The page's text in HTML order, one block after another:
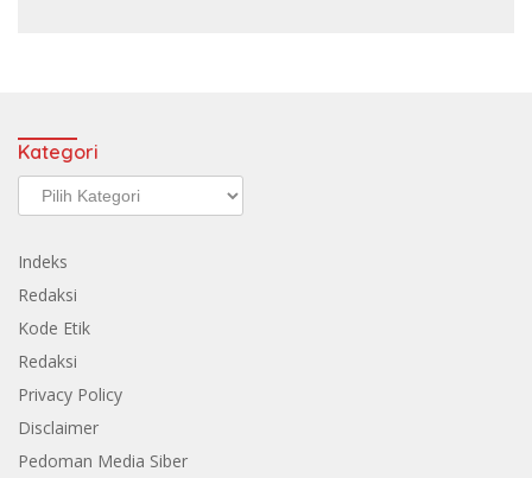
Kategori
Kategori
Indeks
Redaksi
Kode Etik
Redaksi
Privacy Policy
Disclaimer
Pedoman Media Siber